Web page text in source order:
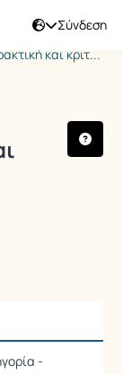
Σύνδεση
και κριτ...
-